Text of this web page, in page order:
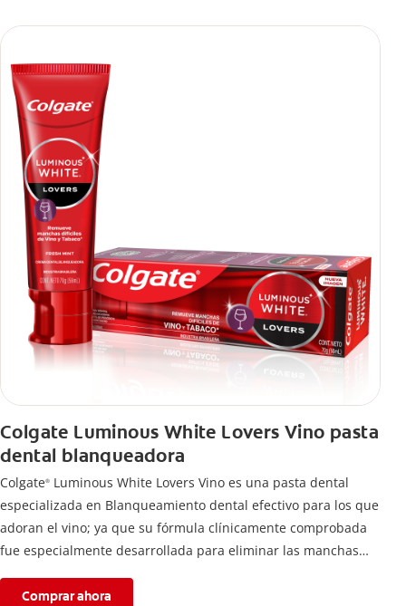
Colgate Luminous White Lovers Vino pasta
dental blanqueadora
Colgate® Luminous White Lovers Vino es una pasta dental
especializada en Blanqueamiento dental efectivo para los que
adoran el vino; ya que su fórmula clínicamente comprobada
fue especialmente desarrollada para eliminar las manchas
proporcionando dientes más blancos sin renunciar a lo que
Comprar ahora